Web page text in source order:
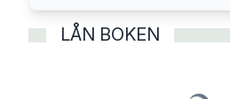
LÅN BOKEN